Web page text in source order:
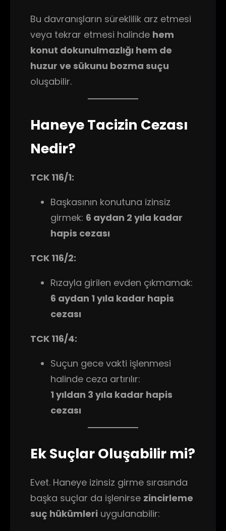
Bu davranışların süreklilik arz etmesi
veya tekrar etmesi halinde hem
konut dokunulmazlığı hem de
huzur ve sükunu bozma suçu
oluşabilir.
Haneye Tacizin Cezası
Nedir?
TCK 116/1:
Başkasının konutuna izinsiz
girmek: 6 aydan 2 yıla kadar
hapis cezası
TCK 116/2:
Rızayla girilen evden çıkmamak:
6 aydan 1 yıla kadar hapis
cezası
TCK 116/4:
Suçun gece vakti işlenmesi
halinde ceza artırılır:
1 yıldan 3 yıla kadar hapis
cezası
Ek Suçlar Oluşabilir mi?
Evet. Haneye izinsiz girme sırasında
başka suçlar da işlenirse zincirleme
suç hükümleri uygulanabilir: